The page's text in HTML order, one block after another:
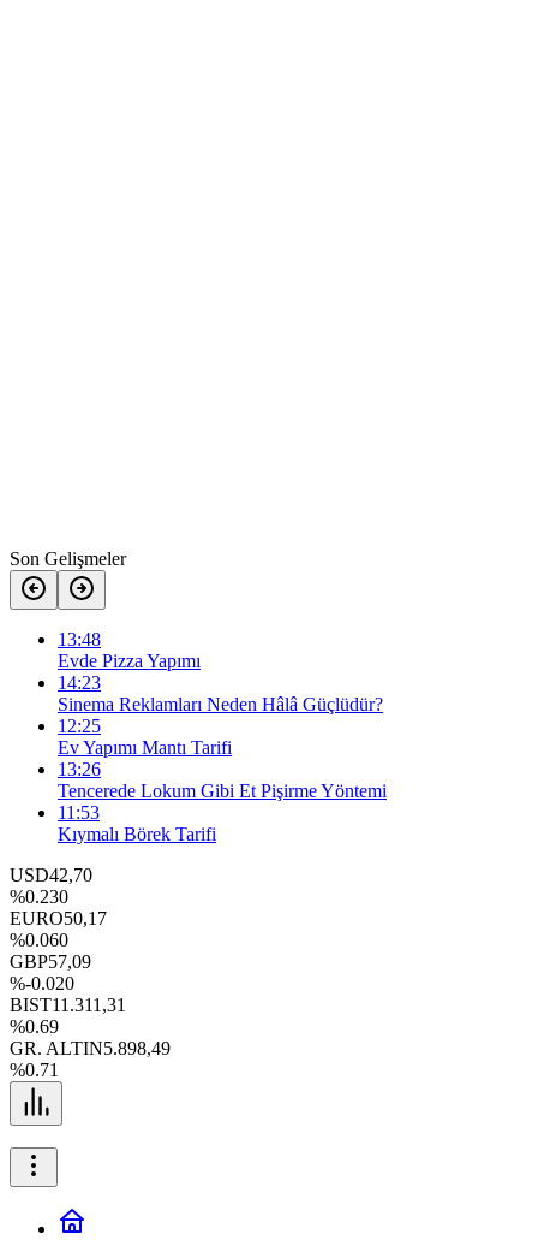
Son Gelişmeler
13:48
Evde Pizza Yapımı
14:23
Sinema Reklamları Neden Hâlâ Güçlüdür?
12:25
Ev Yapımı Mantı Tarifi
13:26
Tencerede Lokum Gibi Et Pişirme Yöntemi
11:53
Kıymalı Börek Tarifi
USD42,70
%0.230
EURO50,17
%0.060
GBP57,09
%-0.020
BIST11.311,31
%0.69
GR. ALTIN5.898,49
%0.71